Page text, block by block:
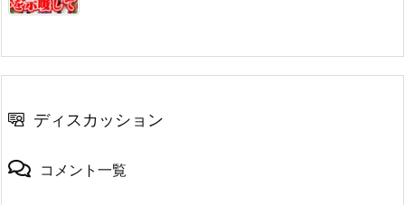
ディスカッション
コメント一覧